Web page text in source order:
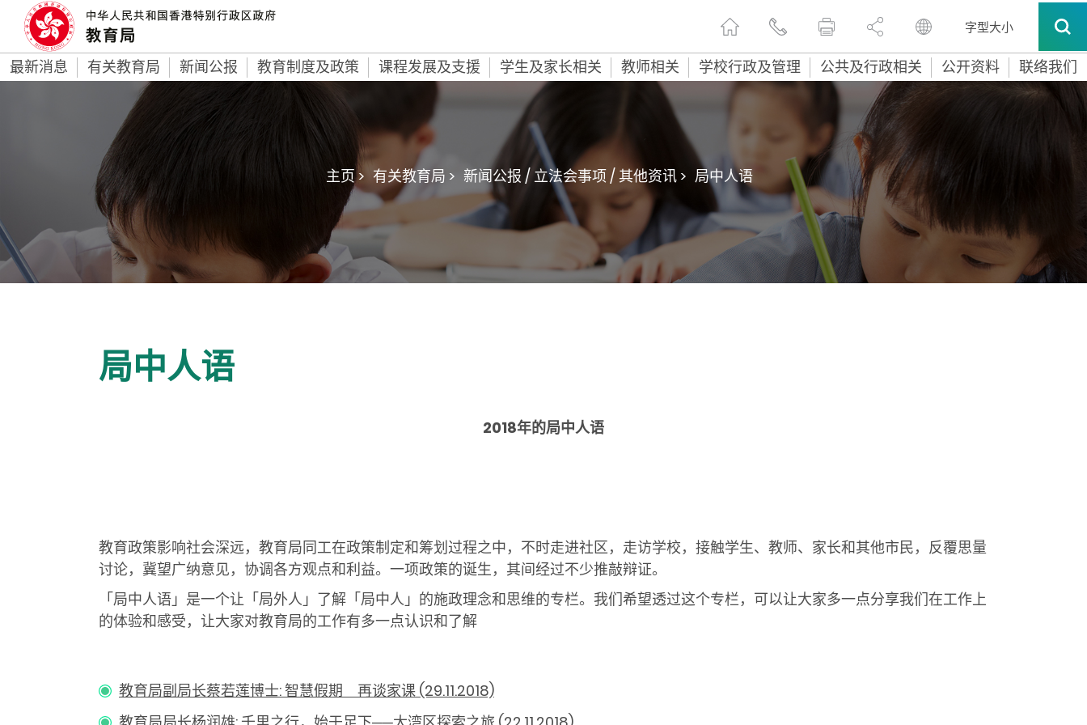
字型大小
最新消息 有关教育局 新闻公报 教育制度及政策 课程发展及支援 学生及家长相关 教师相关 学校行政及管理 公共及行政相关 公开资料 联络我们
主页 > 有关教育局 > 新闻公报 / 立法会事项 / 其他资讯 > 局中人语
局中人语
2018年的局中人语
教育政策影响社会深远，教育局同工在政策制定和筹划过程之中，不时走进社区，走访学校，接触学生、教师、家长和其他市民，反覆思量
讨论，冀望广纳意见，协调各方观点和利益。一项政策的诞生，其间经过不少推敲辩证。
「局中人语」是一个让「局外人」了解「局中人」的施政理念和思维的专栏。我们希望透过这个专栏，可以让大家多一点分享我们在工作上
的体验和感受，让大家对教育局的工作有多一点认识和了解
教育局副局长蔡若莲博士: 智慧假期 再谈家课 (29.11.2018)